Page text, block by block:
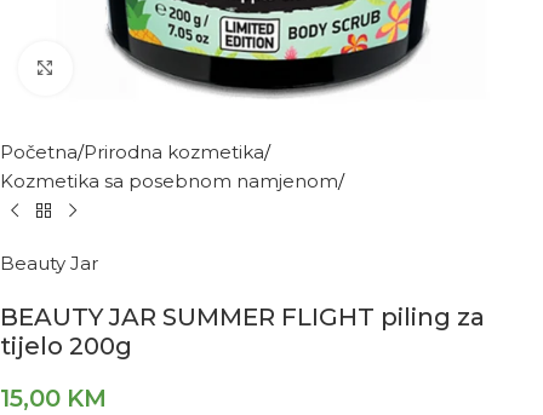
Kliknite za povećanje
Početna Prirodna kozmetika
Kozmetika sa posebnom namjenom
Beauty Jar
BEAUTY JAR SUMMER FLIGHT piling za
tijelo 200g
15,00 KM